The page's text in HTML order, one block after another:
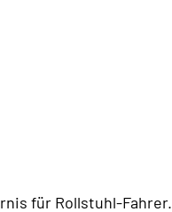
für Rollstuhl-Fahrer.